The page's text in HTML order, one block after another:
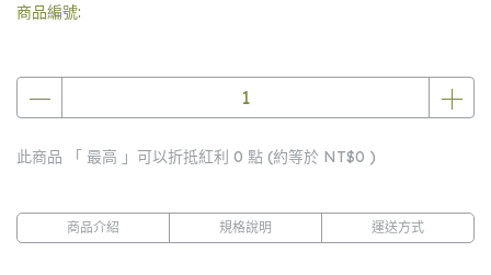
商品編號:
此商品 「 最高 」可以折抵紅利 0 點 (約等於 NT$0 )
商品介紹 規格說明 運送方式